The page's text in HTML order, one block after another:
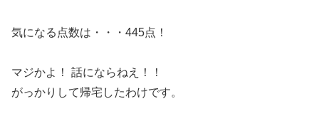
気になる点数は・・・445点！
マジかよ！ 話にならねえ！！
がっかりして帰宅したわけです。